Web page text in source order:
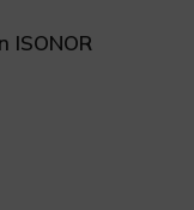
ISONOR